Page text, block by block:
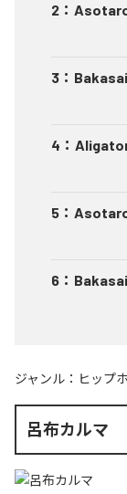
2 ：
3 ： Bakasai
4 ：
5 ：
6 ：
ジャンル： ヒップ
呂布カルマ